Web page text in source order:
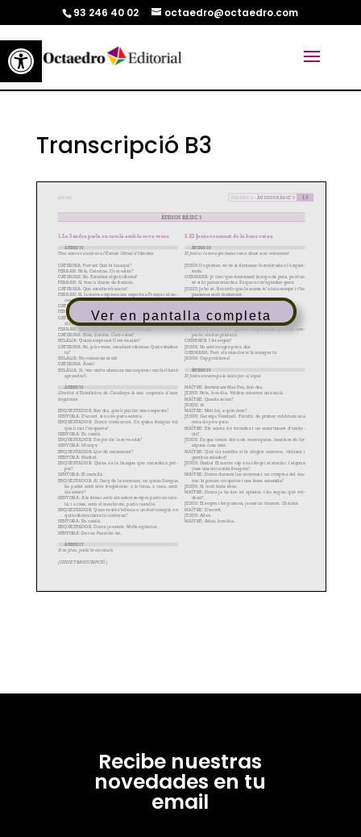
Abrir barra de herramientas
93 246 40 02 octaedro@octaedro.com
Transcripció B3
Ver en pantalla completa
Recibe nuestras
novedades en tu
email